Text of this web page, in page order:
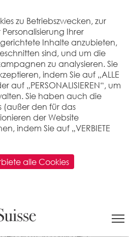
m2
ein Haus in Pomy
zu Betriebszwecken, zur
Ihrer
Inhalte anzubieten,
sind, und um die
zu analysieren. Sie
indem Sie auf „ALLE
auf „PERSONALISIEREN“, um
Sie haben auch die
(außer den für das
der Website
indem Sie auf „VERBIETE
alle Cookies